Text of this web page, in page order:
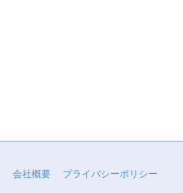
会社概要
プライバシーポリシー